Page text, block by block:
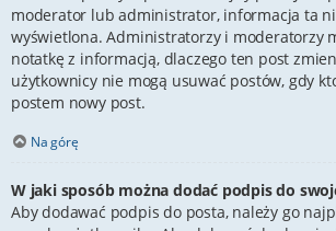
moderator lub administrator, informacja ta
wyświetlona. Administratorzy i moderatorzy
notatkę z informacją, dlaczego ten post
użytkownicy nie mogą usuwać postów, gdy
postem nowy post.
Na górę
W jaki sposób można dodać podpis do
Aby dodawać podpis do posta, należy go